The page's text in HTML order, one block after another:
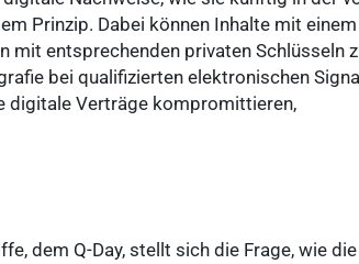
Prinzip. Dabei können Inhalte mit einem
mit entsprechenden privaten Schlüsseln
bei qualifizierten elektronischen
digitale Verträge kompromittieren,
dem Q-Day, stellt sich die Frage, wie die